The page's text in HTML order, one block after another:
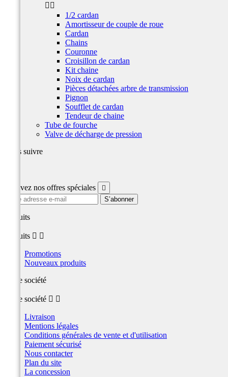
 
1/2 cardan
Amortisseur de couple de roue
Cardan
Chains
Couronne
Croisillon de cardan
Kit chaine
Noix de cardan
Pièces détachées arbre de transmission
Pignon
Soufflet de cardan
Tendeur de chaine
Tube de fourche
Valve de décharge de pression
Nous suivre
Recevez nos offres spéciales 
produits
produits  
Promotions
Nouveaux produits
Notre société
Notre société  
Livraison
Mentions légales
Conditions générales de vente et d'utilisation
Paiement sécurisé
Nous contacter
Plan du site
La concession